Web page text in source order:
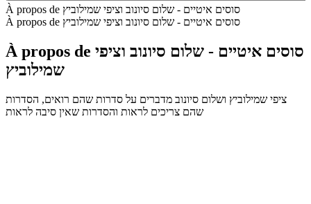
À propos de סוסים איטיים - שלום סיונוב וציפי שמילוביץ
À propos de סוסים איטיים - שלום סיונוב וציפי שמילוביץ
À propos de סוסים איטיים - שלום סיונוב וציפי
שמילוביץ
ציפי שמילוביץ ושלום סיונוב מדברים על סדרות שהם רואים, הסדרות
שהם צריכים לראות והסדרות שאין סיבה לראות